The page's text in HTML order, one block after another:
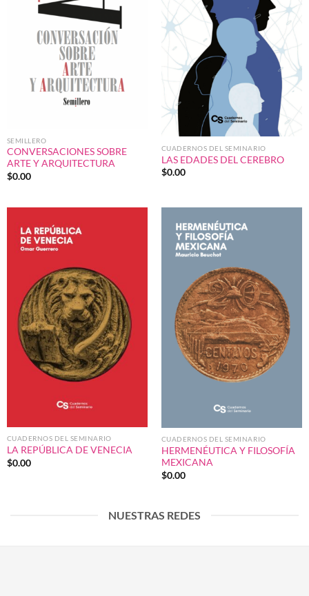
SEMILLERO
CONVERSACIONES SOBRE
ARTE Y ARQUITECTURA
$0.00
CUADERNOS DEL SEMINARIO
LAS EDADES DEL CEREBRO
$0.00
CUADERNOS DEL SEMINARIO
LA REPÚBLICA DE VENECIA
$0.00
CUADERNOS DEL SEMINARIO
HERMENÉUTICA Y FILOSOFÍA
MEXICANA
$0.00
NUESTRAS REDES